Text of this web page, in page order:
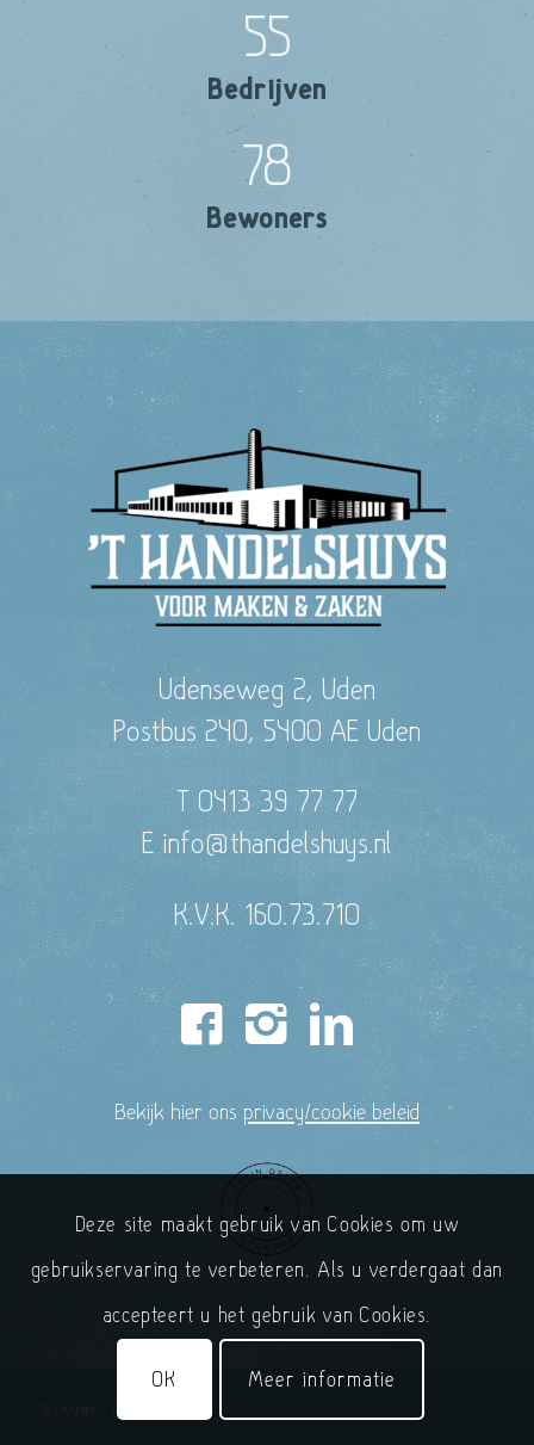
55
Bedrijven
78
Bewoners
Udenseweg 2, Uden
Postbus 240, 5400 AE Uden
T 0413 39 77 77
E info@thandelshuys.nl
K.V.K. 160.73.710
Bekijk hier ons privacy/cookie beleid
Deze site maakt gebruik van Cookies om uw
gebruikservaring te verbeteren. Als u verdergaat dan
accepteert u het gebruik van Cookies.
OK Meer informatie